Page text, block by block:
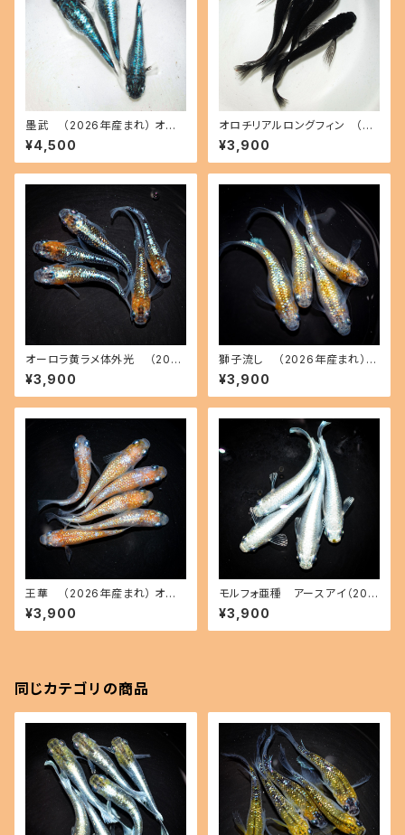
墨武 （2026年産まれ） オス1
メス2(現物出品) ikahoff B-0
718-51331-a
¥4,500
オロチリアルロングフィン （20
26年産まれ） オス2 メス2(現物
出品) ikahoff P-0718-5133
3-a
¥3,900
オーロラ黄ラメ体外光 （2026
年産まれ） オス2 メス3(現物出
品) ikahoff A-0802-51513-
a
¥3,900
獅子流し （2026年産まれ）
オス2 メス2(現物出品) ikahoff
C-0727-51447-a
¥3,900
王華 （2026年産まれ） オス2
メス4(現物出品) ikahoff A-0
804-51545-a
¥3,900
モルフォ亜種 アースアイ（202
6年産まれ） オス2 メス2(現物
出品) ikahoff A-0727-5144
5-a
¥3,900
同じカテゴリの商品